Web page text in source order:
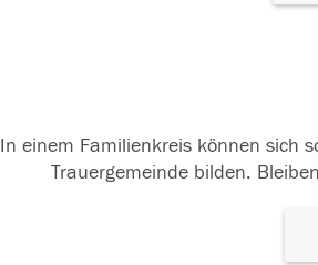
In einem Familienkreis können sich
Trauergemeinde bilden.